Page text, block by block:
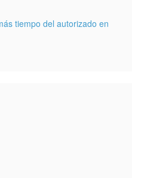
tiempo del autorizado en